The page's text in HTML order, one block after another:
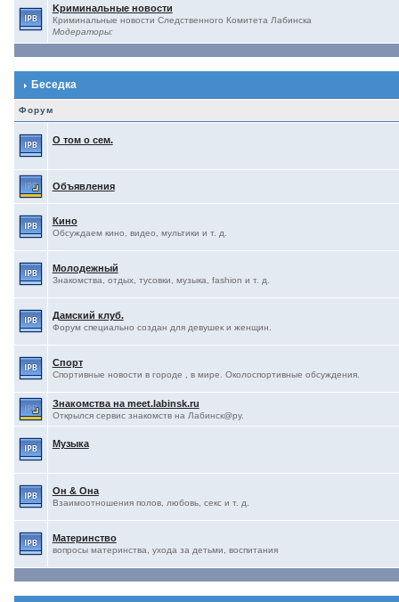
Kриминальные новости
Криминальные новости Следственного Комитета Лабинска
Модераторы:
Беседка
Форум
О том о сем.
Объявления
Кино
Обсуждаем кино, видео, мультики и т. д.
Молодежный
Знакомства, отдых, тусовки, музыка, fashion и т. д.
Дамский клуб.
Форум специально создан для девушек и женщин.
Спорт
Спортивные новости в городе , в мире. Околоспортивные обсуждения.
Знакомства на meet.labinsk.ru
Открылся сервис знакомств на Лабинск@ру.
Музыка
Он & Она
Взаимоотношения полов, любовь, секс и т. д.
Материнство
вопросы материнства, ухода за детьми, воспитания